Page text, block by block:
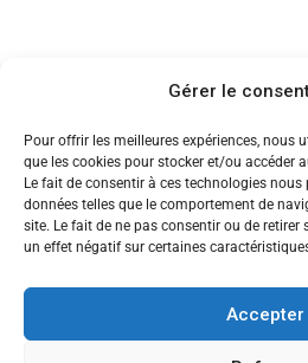
Gérer le
Pour offrir les meilleures expériences, nous
que les cookies pour stocker et/ou accéder
Le fait de consentir à ces technologies
données telles que le comportement de
site. Le fait de ne pas consentir ou de
un effet négatif sur certaines
Accepter